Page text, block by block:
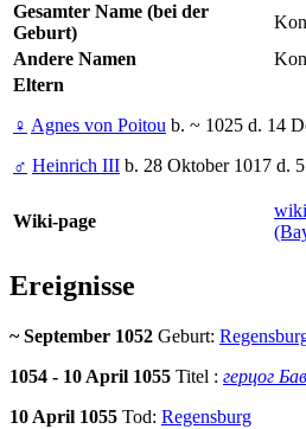
Gesamter Name (bei der
Geburt)
Andere Namen
Eltern
♀ Agnes von Poitou b. ~ 1025 d. 14
♂ Heinrich III b. 28 Oktober 1017 d.
Wiki-page
Ereignisse
~ September 1052 Geburt:
1054 - 10 April 1055 Titel : герцог
10 April 1055 Tod: Regensburg